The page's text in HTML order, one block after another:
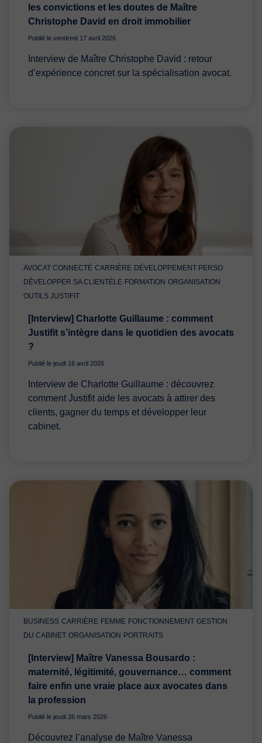
les convictions et les doutes de Maître
Christophe David en droit immobilier
Publié le vendredi 17 avril 2026
Interview de Maître Christophe David : retour
d’expérience concret sur la spécialisation avocat.
AVOCAT CONNECTÉ CARRIÈRE DÉVELOPPEMENT PERSO
DÉVELOPPER SA CLIENTÈLE FORMATION ORGANISATION
OUTILS JUSTIFIT
[Interview] Charlotte Guillaume : comment
Justifit s’intègre dans le quotidien des avocats
?
Publié le jeudi 16 avril 2026
Interview de Charlotte Guillaume : découvrez
comment Justifit aide les avocats à attirer des
clients, gagner du temps et développer leur
cabinet.
BUSINESS CARRIÈRE FEMME FONCTIONNEMENT GESTION
DU CABINET ORGANISATION PORTRAITS
[Interview] Maître Vanessa Bousardo :
maternité, légitimité, gouvernance… comment
faire enfin une vraie place aux avocates dans
la profession
Publié le jeudi 26 mars 2026
Découvrez l’analyse de Maître Vanessa